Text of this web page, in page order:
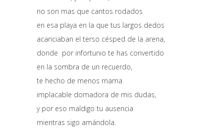
no son mas que cantos rodados
en esa playa en la que tus largos dedos
acariciaban el terso césped de la arena,
donde por infortunio te has convertido
en la sombra de un recuerdo,
te hecho de menos mama
implacable domadora de mis dudas,
y por eso maldigo tu ausencia
mientras sigo amándola.